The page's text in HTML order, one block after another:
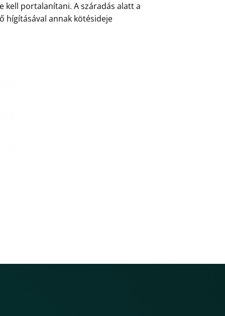
kell portalanítani. A száradás alatt a
hígításával annak kötésideje